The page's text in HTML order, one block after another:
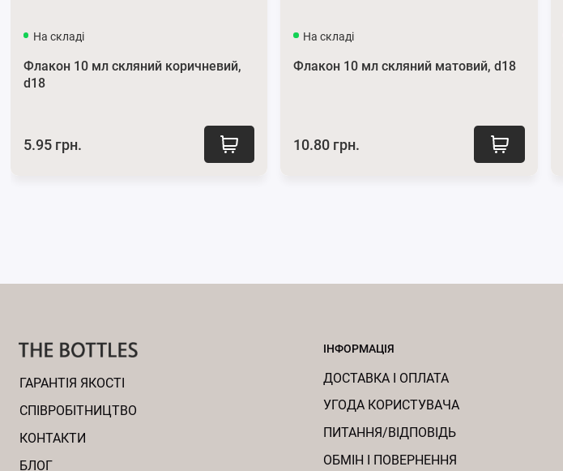
На складі
Флакон 10 мл скляний коричневий,
d18
5.95 грн.
На складі
Флакон 10 мл скляний матовий, d18
10.80 грн.
ГАРАНТІЯ ЯКОСТІ
CПІВРОБІТНИЦТВО
КОНТАКТИ
БЛОГ
ІНФОРМАЦІЯ
ДОСТАВКА І ОПЛАТА
УГОДА КОРИСТУВАЧА
ПИТАННЯ/ВІДПОВІДЬ
ОБМІН І ПОВЕРНЕННЯ